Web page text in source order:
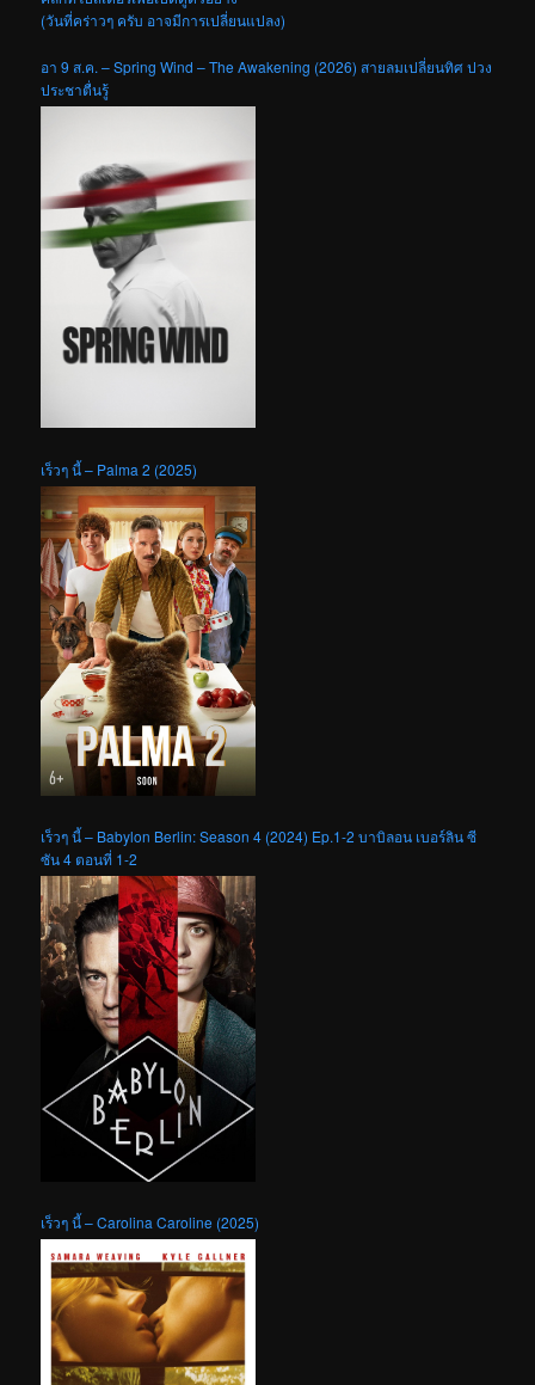
(วันที่คร่าวๆ ครับ อาจมีการเปลี่ยนแปลง)
อา 9 ส.ค. – Spring Wind – The Awakening (2026) สายลมเปลี่ยนทิศ ปวง
ประชาตื่นรู้
เร็วๆ นี้ – Palma 2 (2025)
เร็วๆ นี้ – Babylon Berlin: Season 4 (2024) Ep.1-2 บาบิลอน เบอร์ลิน ซี
ซัน 4 ตอนที่ 1-2
เร็วๆ นี้ – Carolina Caroline (2025)